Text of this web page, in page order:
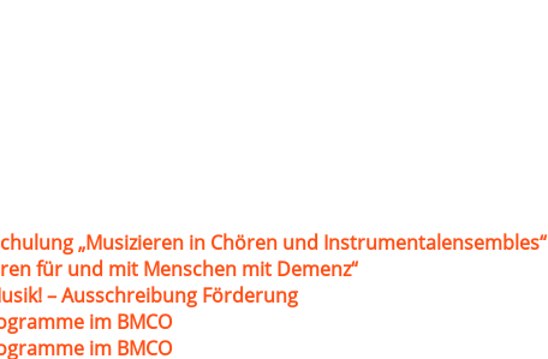
„Musizieren in Chören und Instrumentalensembles“
für und mit Menschen mit Demenz“
– Ausschreibung Förderung
im BMCO
im BMCO